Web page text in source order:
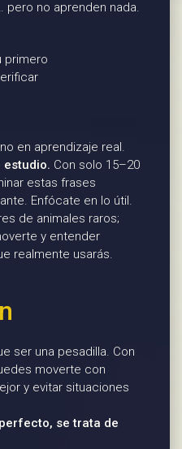
pero no aprenden nada.
primero
en aprendizaje real.
estudio. Con solo 15–20
estas frases
Enfócate en lo útil.
de animales raros;
y entender
realmente usarás.
ser una pesadilla. Con
moverte con
y evitar situaciones
se trata de